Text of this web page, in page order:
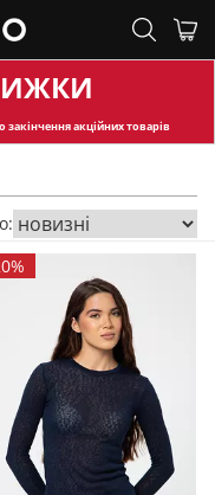
закінчення акційних товарів